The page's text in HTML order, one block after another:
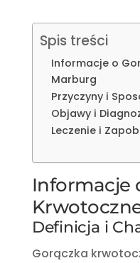
Spis treści
Informacje o
Marburg
Przyczyny i
Objawy i
Leczenie i
Informacje
Definicja i
Gorączka